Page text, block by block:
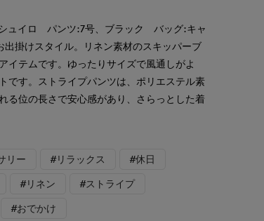
シュイロ パンツ:7号、ブラック バッグ:キャ
けスタイル。リネン素材のスキッパーブ
イテムです。ゆったりサイズで風通しがよ
です。ストライプパンツは、ポリエステル素
る位の長さで安心感があり、さらっとした着
リー #リラックス #休日
#リネン #ストライプ
#おでかけ